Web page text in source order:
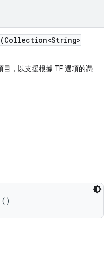
(Collection<String>
目，以支援根據 TF 選項的憑
()